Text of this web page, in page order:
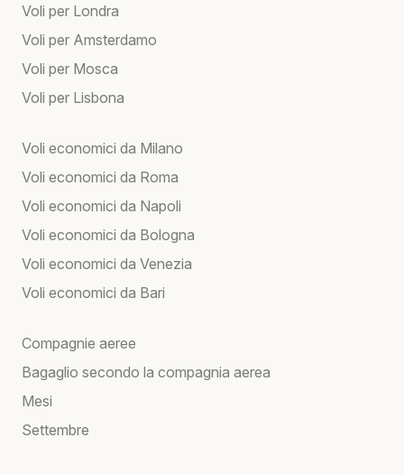
Voli per Londra
Voli per Amsterdamo
Voli per Mosca
Voli per Lisbona
Voli economici da Milano
Voli economici da Roma
Voli economici da Napoli
Voli economici da Bologna
Voli economici da Venezia
Voli economici da Bari
Compagnie aeree
Bagaglio secondo la compagnia aerea
Mesi
Settembre